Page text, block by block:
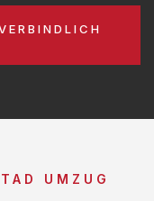
UMZUG